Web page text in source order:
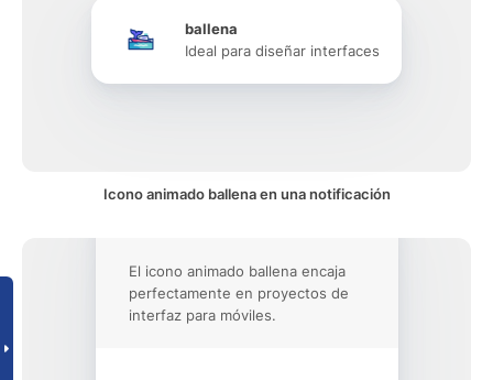
ballena
Ideal para diseñar interfaces
Icono animado ballena en una notificación
El icono animado ballena encaja
perfectamente en proyectos de
interfaz para móviles.